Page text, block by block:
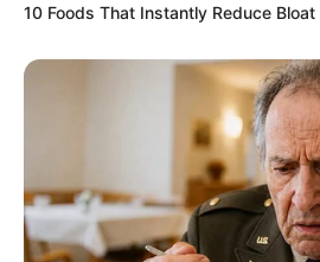
Keluarga
Ayah: Casper Linden
Saudara Perempuan: Ocean Alagia
Anak: 1
10 Foods That Instantly Reduce Bloat